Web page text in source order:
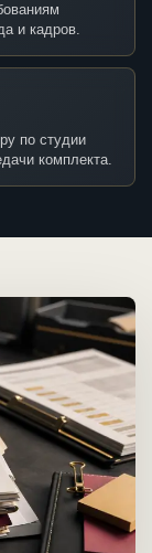
и кадров.
по студии
комплекта.